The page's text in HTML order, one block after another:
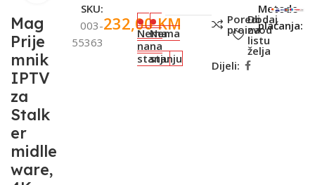
Mag
Prije
mnik
IPTV
za
Stalk
er
midlle
ware,
SKU:
003-
55363
232,00KM
Nema
na
stanju
Nema
na
stanju
Poredi
proizvod
Dodaj
na
listu
želja
Dijeli:
Metode
plaćanja: